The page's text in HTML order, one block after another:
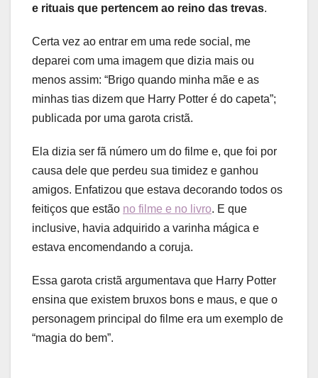
e rituais que pertencem ao reino das trevas.
Certa vez ao entrar em uma rede social, me
deparei com uma imagem que dizia mais ou
menos assim: “Brigo quando minha mãe e as
minhas tias dizem que Harry Potter é do capeta”;
publicada por uma garota cristã.
Ela dizia ser fã número um do filme e, que foi por
causa dele que perdeu sua timidez e ganhou
amigos. Enfatizou que estava decorando todos os
feitiços que estão no filme e no livro. E que
inclusive, havia adquirido a varinha mágica e
estava encomendando a coruja.
Essa garota cristã argumentava que Harry Potter
ensina que existem bruxos bons e maus, e que o
personagem principal do filme era um exemplo de
“magia do bem”.